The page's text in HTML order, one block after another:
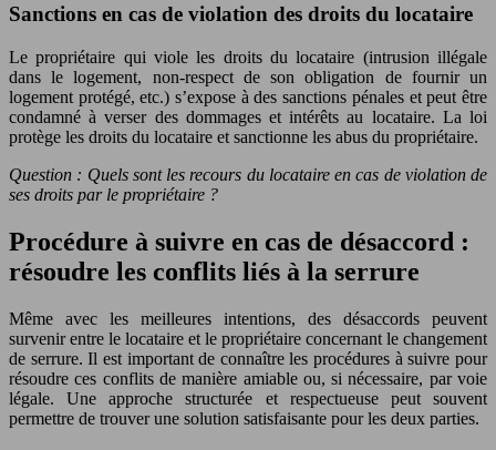
Sanctions en cas de violation des droits du locataire
Le propriétaire qui viole les droits du locataire (intrusion illégale
dans le logement, non-respect de son obligation de fournir un
logement protégé, etc.) s’expose à des sanctions pénales et peut être
condamné à verser des dommages et intérêts au locataire. La loi
protège les droits du locataire et sanctionne les abus du propriétaire.
Question : Quels sont les recours du locataire en cas de violation de
ses droits par le propriétaire ?
Procédure à suivre en cas de désaccord :
résoudre les conflits liés à la serrure
Même avec les meilleures intentions, des désaccords peuvent
survenir entre le locataire et le propriétaire concernant le changement
de serrure. Il est important de connaître les procédures à suivre pour
résoudre ces conflits de manière amiable ou, si nécessaire, par voie
légale. Une approche structurée et respectueuse peut souvent
permettre de trouver une solution satisfaisante pour les deux parties.